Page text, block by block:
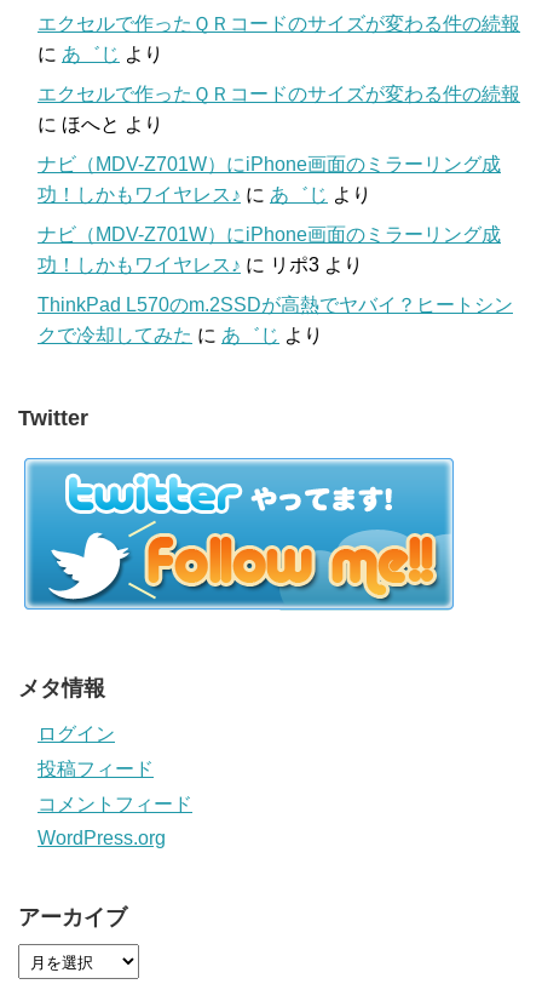
エクセルで作ったＱＲコードのサイズが変わる件の続報
に あ゛じ より
エクセルで作ったＱＲコードのサイズが変わる件の続報
に ほへと より
ナビ（MDV-Z701W）にiPhone画面のミラーリング成
功！しかもワイヤレス♪ に あ゛じ より
ナビ（MDV-Z701W）にiPhone画面のミラーリング成
功！しかもワイヤレス♪ に リポ3 より
ThinkPad L570のm.2SSDが高熱でヤバイ？ヒートシン
クで冷却してみた に あ゛じ より
Twitter
メタ情報
ログイン
投稿フィード
コメントフィード
WordPress.org
アーカイブ